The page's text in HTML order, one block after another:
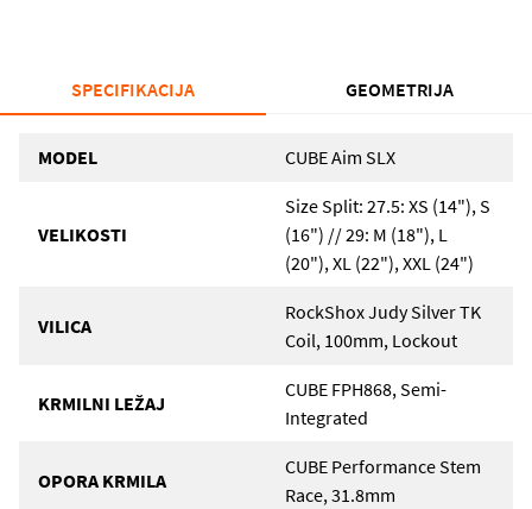
SPECIFIKACIJA GEOMETRIJA
MODEL CUBE Aim SLX
VELIKOSTI
Size Split: 27.5: XS (14"), S
(16") // 29: M (18"), L
(20"), XL (22"), XXL (24")
VILICA
RockShox Judy Silver TK
Coil, 100mm, Lockout
KRMILNI LEŽAJ
CUBE FPH868, Semi-
Integrated
OPORA KRMILA
CUBE Performance Stem
Race, 31.8mm